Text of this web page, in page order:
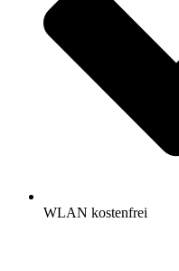
WLAN kostenfrei